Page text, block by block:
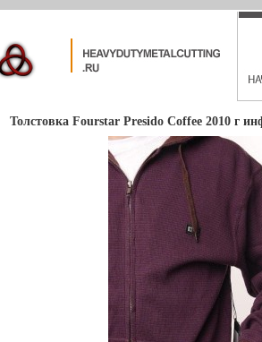
Толстовка Fourstar Presido Coffee 2010 г